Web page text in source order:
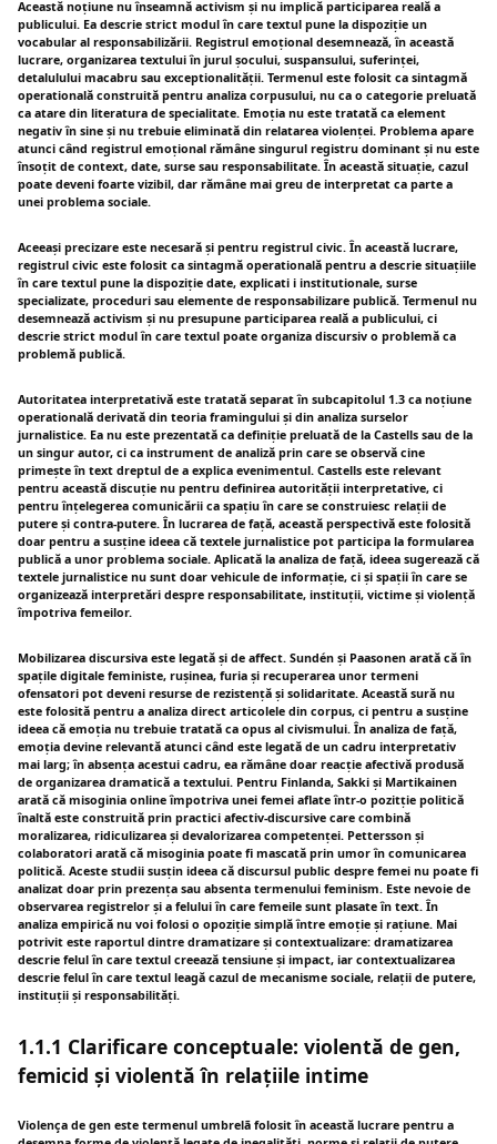
Această noțiune nu înseamnă activism și nu implică participarea reală a
publicului. Ea descrie strict modul în care textul pune la dispoziție un
vocabular al responsabilizării. Registrul emoțional desemnează, în această
lucrare, organizarea textului în jurul șocului, suspansului, suferinței,
detalulului macabru sau exceptionalității. Termenul este folosit ca sintagmă
operatională construită pentru analiza corpusului, nu ca o categorie preluată
ca atare din literatura de specialitate. Emoția nu este tratată ca element
negativ în sine și nu trebuie eliminată din relatarea violenței. Problema apare
atunci când registrul emoțional rămâne singurul registru dominant și nu este
însoțit de context, date, surse sau responsabilitate. În această situație, cazul
poate deveni foarte vizibil, dar rămâne mai greu de interpretat ca parte a
unei problema sociale.
Aceeași precizare este necesară și pentru registrul civic. În această lucrare,
registrul civic este folosit ca sintagmă operatională pentru a descrie situațiile
în care textul pune la dispoziție date, explicati i institutionale, surse
specializate, proceduri sau elemente de responsabilizare publică. Termenul nu
desemnează activism și nu presupune participarea reală a publicului, ci
descrie strict modul în care textul poate organiza discursiv o problemă ca
problemă publică.
Autoritatea interpretativă este tratată separat în subcapitolul 1.3 ca noțiune
operatională derivată din teoria framingului și din analiza surselor
jurnalistice. Ea nu este prezentată ca definiție preluată de la Castells sau de la
un singur autor, ci ca instrument de analiză prin care se observă cine
primește în text dreptul de a explica evenimentul. Castells este relevant
pentru această discuție nu pentru definirea autorității interpretative, ci
pentru înțelegerea comunicării ca spațiu în care se construiesc relații de
putere și contra-putere. În lucrarea de față, această perspectivă este folosită
doar pentru a susține ideea că textele jurnalistice pot participa la formularea
publică a unor problema sociale. Aplicată la analiza de față, ideea sugerează că
textele jurnalistice nu sunt doar vehicule de informație, ci și spații în care se
organizează interpretări despre responsabilitate, instituții, victime și violență
împotriva femeilor.
Mobilizarea discursiva este legată și de affect. Sundén și Paasonen arată că în
spațile digitale feministe, rușinea, furia și recuperarea unor termeni
ofensatori pot deveni resurse de rezistență și solidaritate. Această sură nu
este folosită pentru a analiza direct articolele din corpus, ci pentru a susține
ideea că emoția nu trebuie tratată ca opus al civismului. În analiza de față,
emoția devine relevantă atunci când este legată de un cadru interpretativ
mai larg; în absența acestui cadru, ea rămâne doar reacție afectivă produsă
de organizarea dramatică a textului. Pentru Finlanda, Sakki și Martikainen
arată că misoginia online împotriva unei femei aflate într-o pozitție politică
înaltă este construită prin practici afectiv-discursive care combină
moralizarea, ridiculizarea și devalorizarea competenței. Pettersson și
colaboratori arată că misoginia poate fi mascată prin umor în comunicarea
politică. Aceste studii susțin ideea că discursul public despre femei nu poate fi
analizat doar prin prezența sau absenta termenului feminism. Este nevoie de
observarea registrelor și a felului în care femeile sunt plasate în text. În
analiza empirică nu voi folosi o opoziție simplă între emoție și rațiune. Mai
potrivit este raportul dintre dramatizare și contextualizare: dramatizarea
descrie felul în care textul creează tensiune și impact, iar contextualizarea
descrie felul în care textul leagă cazul de mecanisme sociale, relații de putere,
instituții și responsabilități.
1.1.1 Clarificare conceptuale: violentă de gen,
femicid și violentă în relațiile intime
Violença de gen este termenul umbrelã folosit în această lucrare pentru a